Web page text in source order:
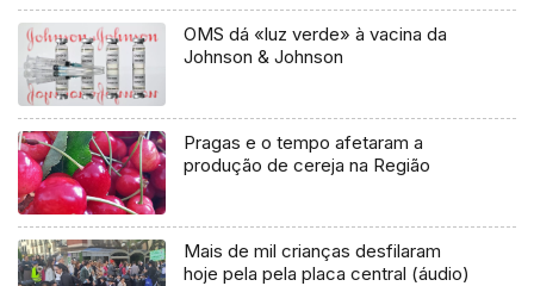
OMS dá «luz verde» à vacina da
Johnson & Johnson
Pragas e o tempo afetaram a
produção de cereja na Região
Mais de mil crianças desfilaram
hoje pela pela placa central (áudio)